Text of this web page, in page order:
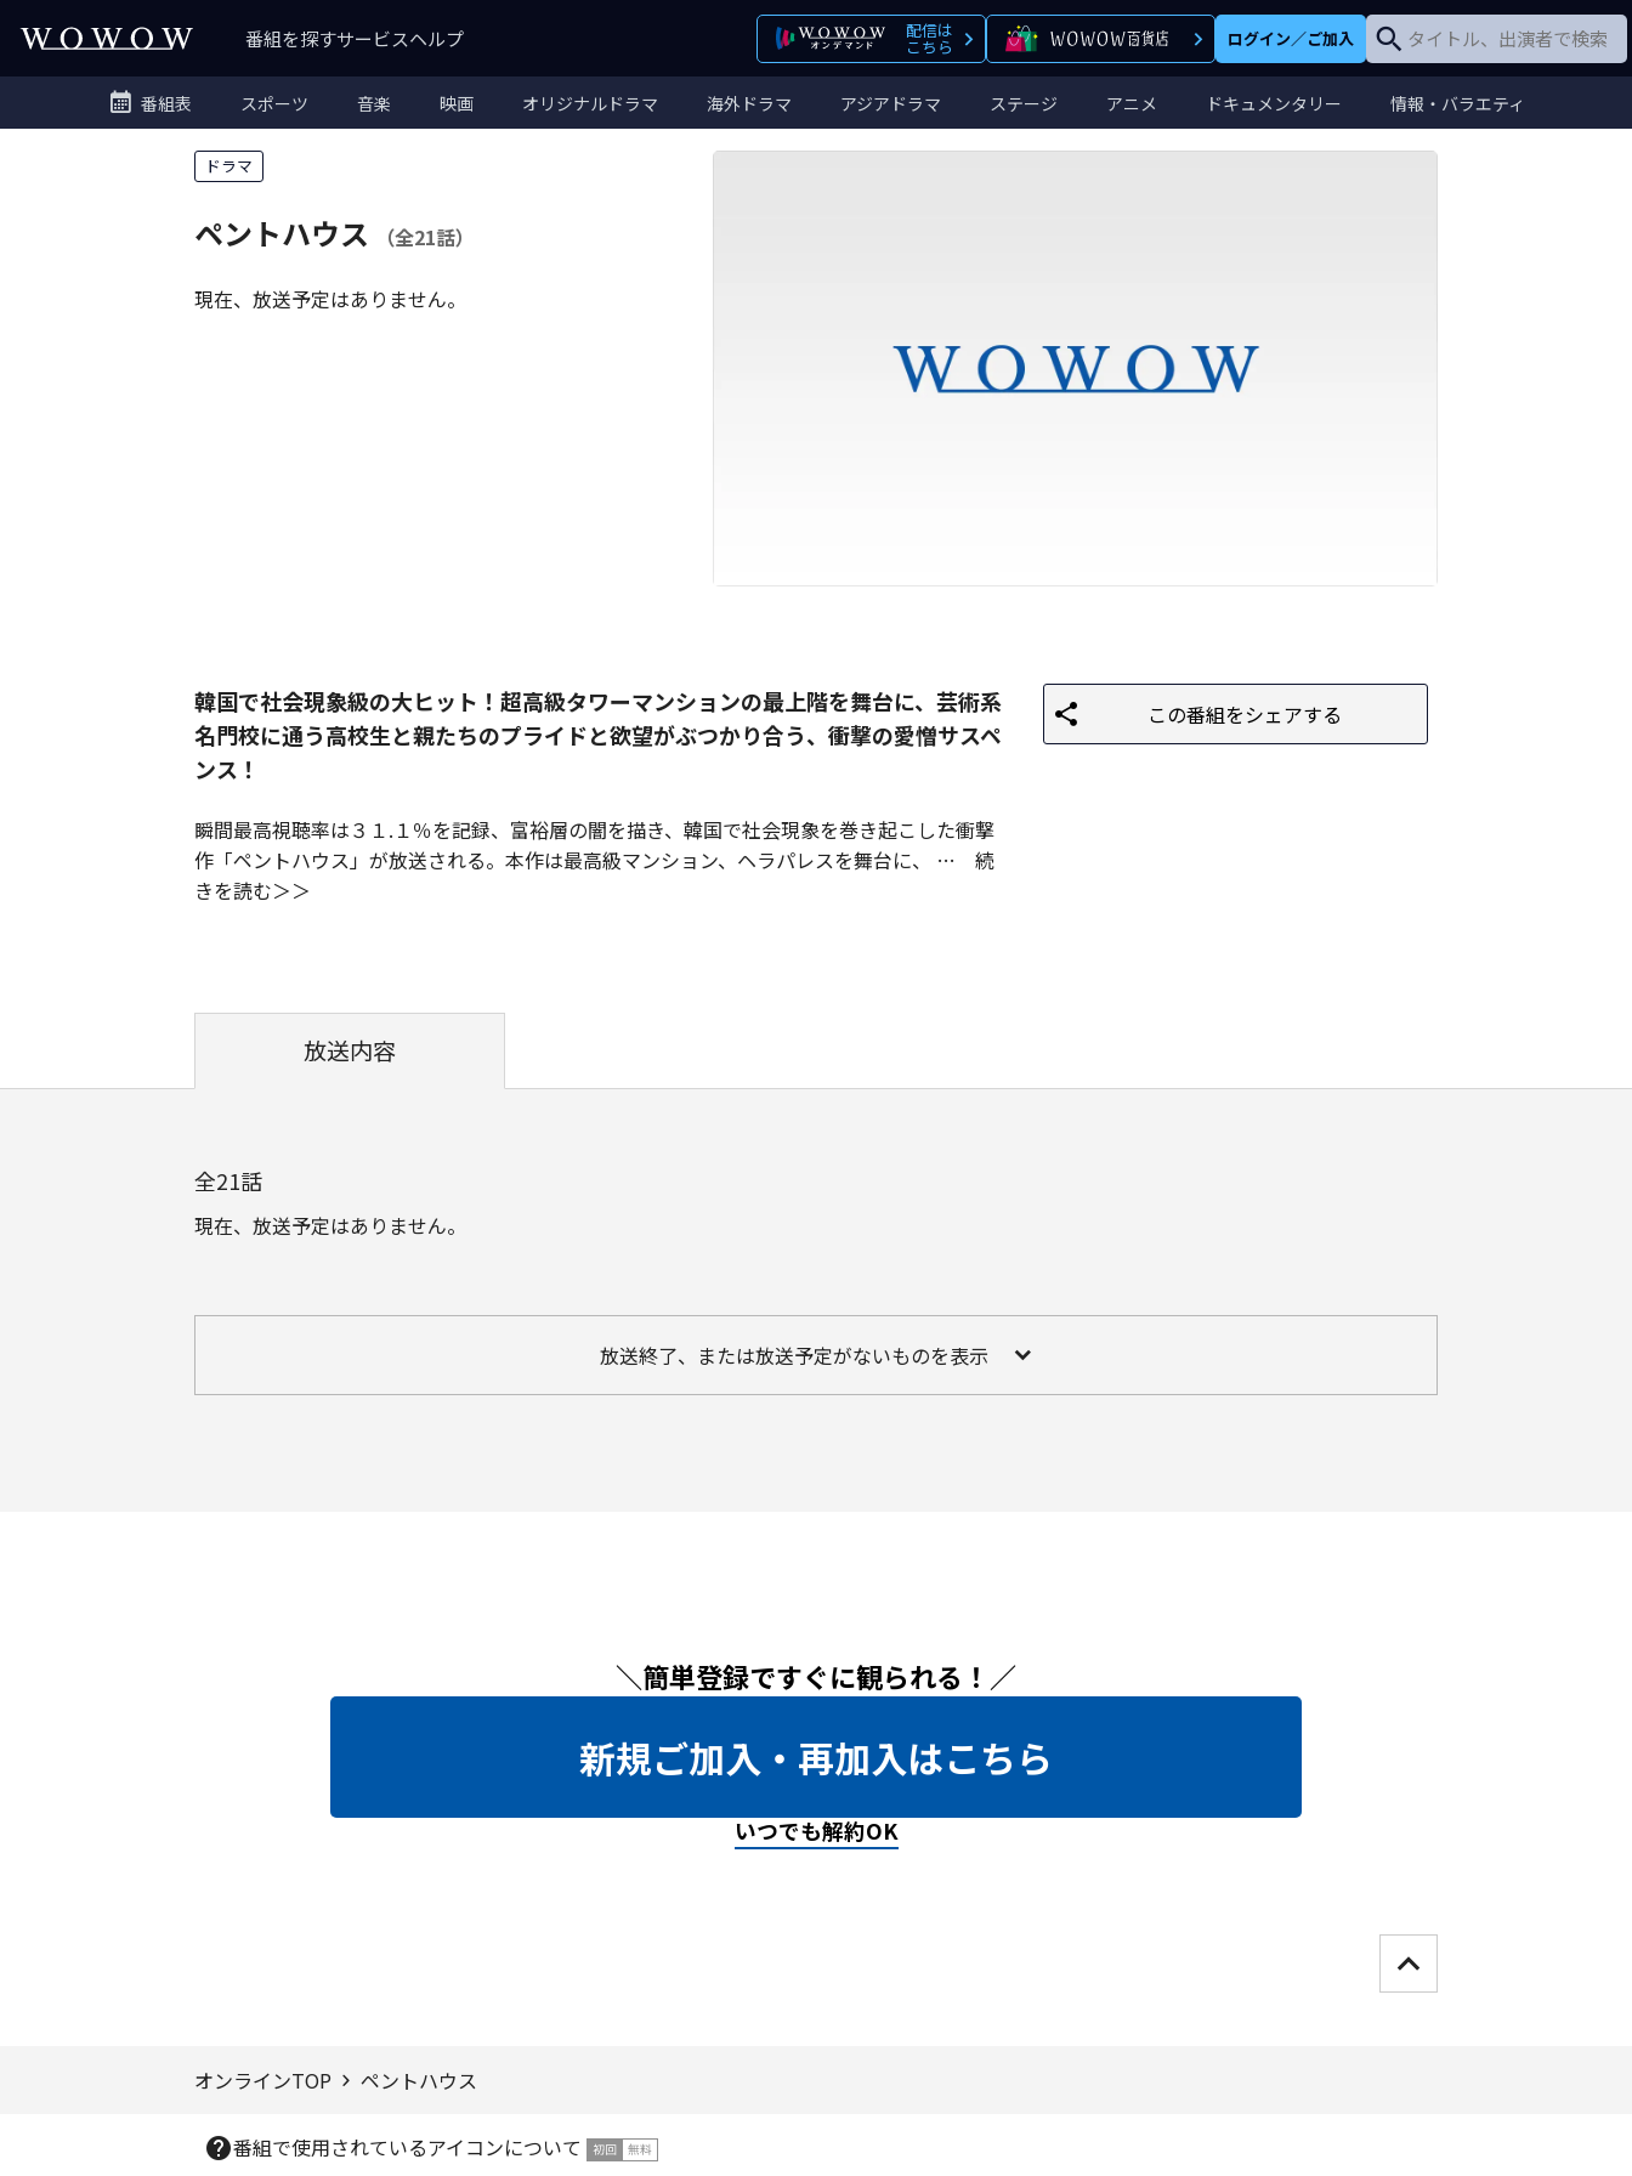
番組を探すサービスヘルプ 配信は
こちら ログイン／ご加入
番組表 スポーツ 音楽 映画 オリジナルドラマ 海外ドラマ アジアドラマ ステージ アニメ ドキュメンタリー 情報・バラエティ
ドラマ
ペントハウス （全21話）
現在、放送予定はありません。
韓国で社会現象級の大ヒット！超高級タワーマンションの最上階を舞台に、芸術系
名門校に通う高校生と親たちのプライドと欲望がぶつかり合う、衝撃の愛憎サスペ
ンス！
瞬間最高視聴率は３１.１％を記録、富裕層の闇を描き、韓国で社会現象を巻き起こした衝撃
作「ペントハウス」が放送される。本作は最高級マンション、ヘラパレスを舞台に、
続
きを読む
この番組をシェアする
放送内容
全21話
現在、放送予定はありません。
放送終了、または放送予定がないものを表示
＼簡単登録ですぐに観られる！／
新規ご加入・再加入はこちら
いつでも解約OK
オンラインTOP ペントハウス
番組で使用されているアイコンについて